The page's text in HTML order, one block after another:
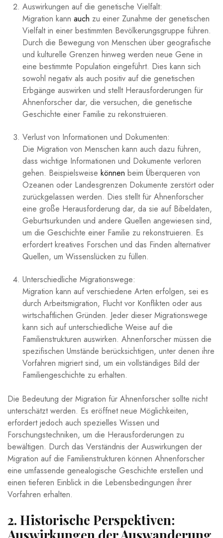
Auswirkungen⁣ auf die genetische Vielfalt:
Migration kann⁤ auch zu einer Zunahme der genetischen
Vielfalt in einer bestimmten Bevölkerungsgruppe​ führen.
Durch die Bewegung von Menschen über geografische
und kulturelle Grenzen hinweg werden neue Gene in‌
eine bestimmte Population⁤ eingeführt. Dies kann ⁤sich
sowohl negativ als auch⁤ positiv auf die genetischen
Erbgänge auswirken⁣ und stellt Herausforderungen für
Ahnenforscher dar, die versuchen, die genetische
Geschichte einer Familie zu ​rekonstruieren.
Verlust von Informationen und Dokumenten:
Die ⁤Migration von ⁤Menschen kann auch dazu führen,
dass wichtige Informationen und⁣ Dokumente verloren
gehen. Beispielsweise können beim Überqueren von
Ozeanen​ oder Landesgrenzen Dokumente zerstört oder
zurückgelassen werden. Dies stellt für ‌Ahnenforscher
eine große Herausforderung dar, da sie auf Bibeldaten,
Geburtsurkunden und andere‌ Quellen angewiesen sind,
um⁣ die ‌Geschichte einer Familie zu rekonstruieren. Es
erfordert kreatives ​Forschen und das⁤ Finden⁤ alternativer
Quellen, um‍ Wissenslücken ‍zu füllen.
Unterschiedliche Migrationswege:
Migration kann ‌auf verschiedene⁣ Arten erfolgen, ⁣sei es
durch Arbeitsmigration, Flucht vor Konflikten oder ⁤aus
wirtschaftlichen⁣ Gründen. Jeder dieser Migrationswege
kann sich auf unterschiedliche Weise auf die
Familienstrukturen auswirken. Ahnenforscher müssen⁣ die⁣
spezifischen Umstände berücksichtigen, unter denen ihre​
Vorfahren​ migriert sind, um ein vollständiges Bild der
Familiengeschichte ‍zu erhalten.
Die Bedeutung ‍der Migration für Ahnenforscher sollte⁤ nicht
‌unterschätzt werden. Es⁤ eröffnet neue Möglichkeiten,
erfordert jedoch auch spezielles Wissen​ und​
Forschungstechniken, um die Herausforderungen zu
⁢bewältigen. Durch das ⁤Verständnis der ‌Auswirkungen ⁢der
Migration auf ‌die Familienstrukturen⁣ können Ahnenforscher
eine umfassende genealogische Geschichte ⁤erstellen und
einen tieferen Einblick ‍in die Lebensbedingungen ihrer
Vorfahren erhalten.
2. Historische Perspektiven: